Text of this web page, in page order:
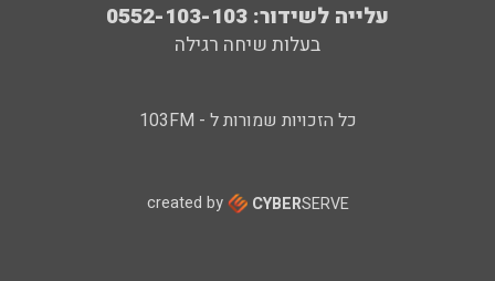
עלייה לשידור: 0552-103-103
בעלות שיחה רגילה
כל הזכויות שמורות ל - 103FM
created by CYBERSERVE